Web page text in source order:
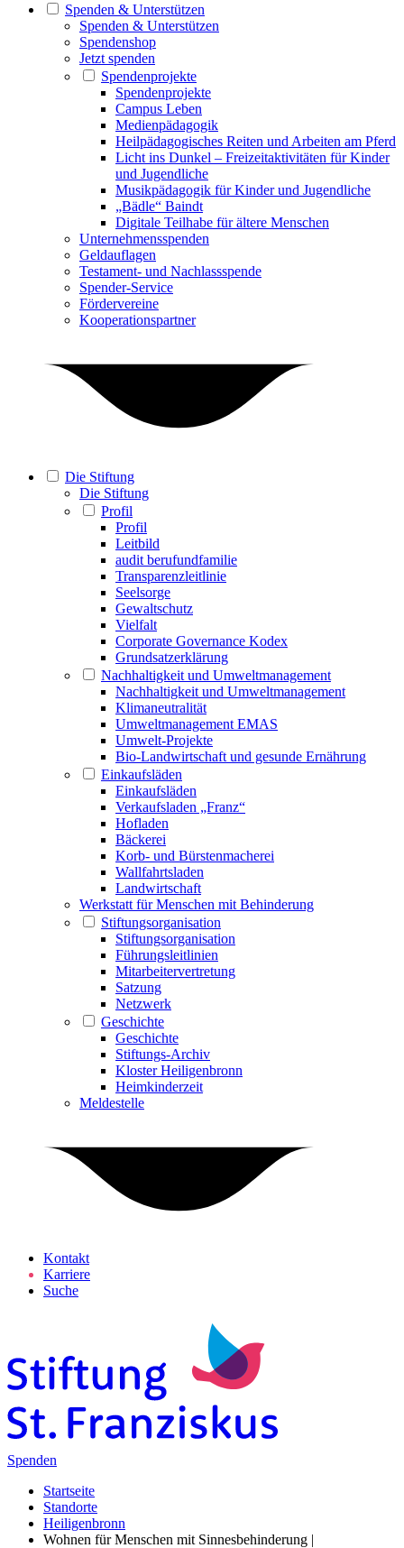
Spenden & Unterstützen
Spenden & Unterstützen
Spendenshop
Jetzt spenden
Spendenprojekte
Spendenprojekte
Campus Leben
Medienpädagogik
Heilpädagogisches Reiten und Arbeiten am Pferd
Licht ins Dunkel – Freizeitaktivitäten für Kinder
und Jugendliche
Musikpädagogik für Kinder und Jugendliche
„Bädle“ Baindt
Digitale Teilhabe für ältere Menschen
Unternehmensspenden
Geldauflagen
Testament- und Nachlassspende
Spender-Service
Fördervereine
Kooperationspartner
Die Stiftung
Die Stiftung
Profil
Profil
Leitbild
audit berufundfamilie
Transparenzleitlinie
Seelsorge
Gewaltschutz
Vielfalt
Corporate Governance Kodex
Grundsatzerklärung
Nachhaltigkeit und Umweltmanagement
Nachhaltigkeit und Umweltmanagement
Klimaneutralität
Umweltmanagement EMAS
Umwelt-Projekte
Bio-Landwirtschaft und gesunde Ernährung
Einkaufsläden
Einkaufsläden
Verkaufsladen „Franz“
Hofladen
Bäckerei
Korb- und Bürstenmacherei
Wallfahrtsladen
Landwirtschaft
Werkstatt für Menschen mit Behinderung
Stiftungsorganisation
Stiftungsorganisation
Führungsleitlinien
Mitarbeitervertretung
Satzung
Netzwerk
Geschichte
Geschichte
Stiftungs-Archiv
Kloster Heiligenbronn
Heimkinderzeit
Meldestelle
Kontakt
Karriere
Suche
Spenden
Startseite
Standorte
Heiligenbronn
Wohnen für Menschen mit Sinnesbehinderung |